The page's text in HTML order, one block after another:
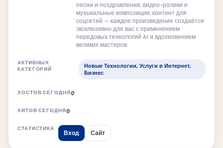
песни и поздравления, видео-ролики и
музыкальные композиции, контент для
соцсетей — каждое произведение создаётся
эксклюзивно для вас с применением
передовых технологий AI и вдохновением
великих мастеров.
Новые Технологии, Услуги в Интернет,
Бизнес
0
0
Вход Сайт